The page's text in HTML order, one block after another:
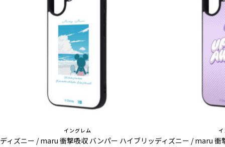
イングレム
ディズニー / maru 衝撃吸収 バンパー ハイブリッディズニー / maru 衝